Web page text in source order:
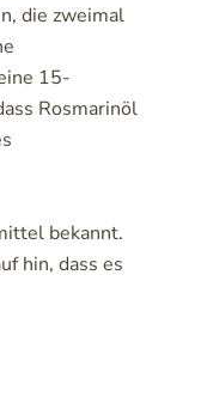
die zweimal
15-
Rosmarinöl
bekannt.
hin, dass es